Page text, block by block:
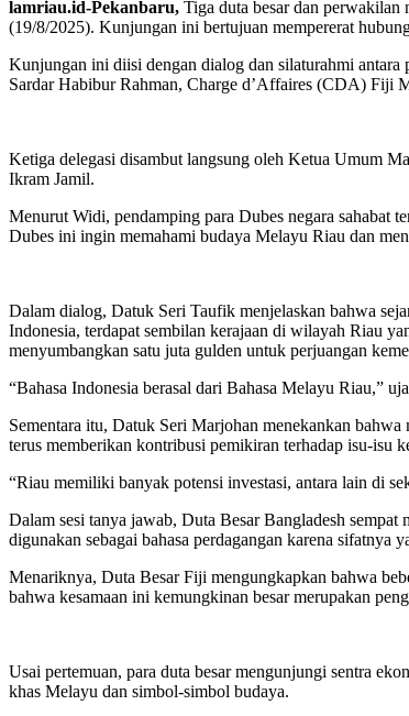
lamriau.id-Pekanbaru, Tiga duta besar dan
(19/8/2025). Kunjungan ini bertujuan mempererat
Kunjungan ini diisi dengan dialog dan silaturahmi
Sardar Habibur Rahman, Charge d’Affaires (CDA) Fiji
Ketiga delegasi disambut langsung oleh Ketua Umum
Ikram Jamil.
Menurut Widi, pendamping para Dubes negara sahabat
Dubes ini ingin memahami budaya Melayu Riau dan
Dalam dialog, Datuk Seri Taufik menjelaskan bahwa
Indonesia, terdapat sembilan kerajaan di wilayah Riau
menyumbangkan satu juta gulden untuk perjuangan
“Bahasa Indonesia berasal dari Bahasa Melayu Riau,”
Sementara itu, Datuk Seri Marjohan menekankan
terus memberikan kontribusi pemikiran terhadap isu-isu
“Riau memiliki banyak potensi investasi, antara lain di
Dalam sesi tanya jawab, Duta Besar Bangladesh
digunakan sebagai bahasa perdagangan karena sifatnya
Menariknya, Duta Besar Fiji mengungkapkan bahwa
bahwa kesamaan ini kemungkinan besar merupakan
Usai pertemuan, para duta besar mengunjungi sentra
khas Melayu dan simbol-simbol budaya.